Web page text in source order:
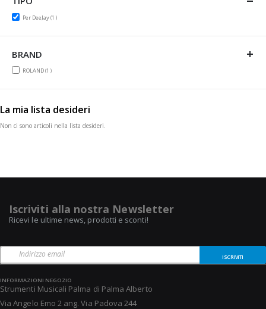
Per DeeJay1item
BRAND
ROLAND1item
La mia lista desideri
Non ci sono articoli nella lista desideri.
Iscriviti alla nostra Newsletter
Ricevi le ultime news, prodotti e sconti!
ISCRIVITI
INFORMAZIONI NEGOZIO
Strumenti Musicali Palma di Palma Alberto
Via Angelo Emo 2 ang. Via Padova 244